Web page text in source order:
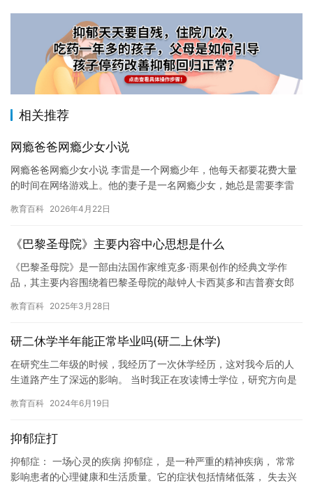
相关推荐
网瘾爸爸网瘾少女小说
网瘾爸爸网瘾少女小说 李雷是一个网瘾少年，他每天都要花费大量
的时间在网络游戏上。他的妻子是一名网瘾少女，她总是需要李雷
一…
教育百科 2026年4月22日
《巴黎圣母院》主要内容中心思想是什么
《巴黎圣母院》是一部由法国作家维克多·雨果创作的经典文学作
品，其主要内容围绕着巴黎圣母院的敲钟人卡西莫多和吉普赛女郎
人性的…
教育百科 2025年3月28日
研二休学半年能正常毕业吗(研二上休学)
在研究生二年级的时候，我经历了一次休学经历，这对我今后的人
生道路产生了深远的影响。 当时我正在攻读博士学位，研究方向是
没有…
教育百科 2024年6月19日
抑郁症打
抑郁症： 一场心灵的疾病 抑郁症， 是一种严重的精神疾病， 常常
影响患者的心理健康和生活质量。它的症状包括情绪低落， 失去兴